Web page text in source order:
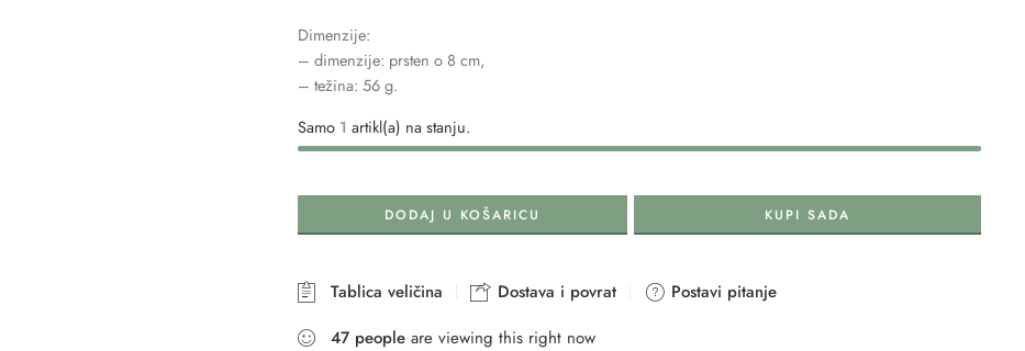
Dimenzije:
– dimenzije: prsten o 8 cm,
– težina: 56 g.
Samo 1 artikl(a) na stanju.
DODAJ U KOŠARICU KUPI SADA
Tablica veličina Dostava i povrat
Postavi pitanje
47 people are viewing this right now